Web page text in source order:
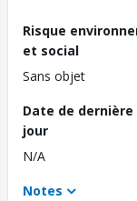
Risque
et social
Sans objet
Date de dernière
jour
N/A
Notes